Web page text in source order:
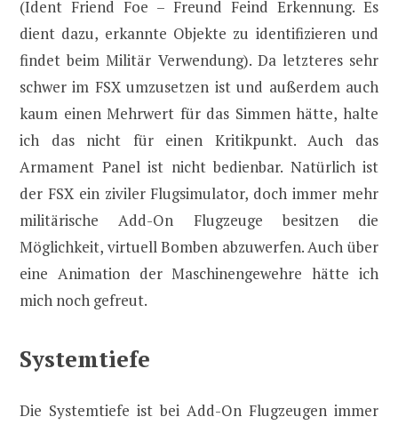
(Ident Friend Foe – Freund Feind Erkennung. Es
dient dazu, erkannte Objekte zu identifizieren und
findet beim Militär Verwendung). Da letzteres sehr
schwer im FSX umzusetzen ist und außerdem auch
kaum einen Mehrwert für das Simmen hätte, halte
ich das nicht für einen Kritikpunkt. Auch das
Armament Panel ist nicht bedienbar. Natürlich ist
der FSX ein ziviler Flugsimulator, doch immer mehr
militärische Add-On Flugzeuge besitzen die
Möglichkeit, virtuell Bomben abzuwerfen. Auch über
eine Animation der Maschinengewehre hätte ich
mich noch gefreut.
Systemtiefe
Die Systemtiefe ist bei Add-On Flugzeugen immer